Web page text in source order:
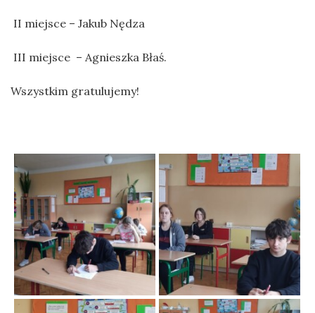
II miejsce – Jakub Nędza
III miejsce – Agnieszka Błaś.
Wszystkim gratulujemy!